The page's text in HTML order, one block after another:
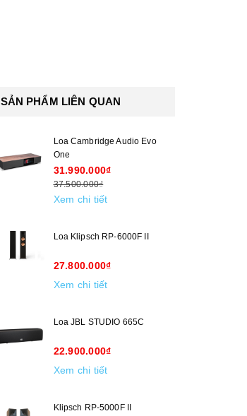
SẢN PHẨM LIÊN QUAN
Loa Cambridge Audio Evo
One
31.990.000₫
37.500.000₫
Xem chi tiết
Loa Klipsch RP-6000F II
27.800.000₫
Xem chi tiết
Loa JBL STUDIO 665C
22.900.000₫
Xem chi tiết
Klipsch RP-5000F II